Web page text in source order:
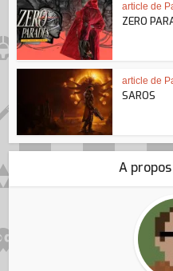
article de
ZERO
article de
SAROS
A